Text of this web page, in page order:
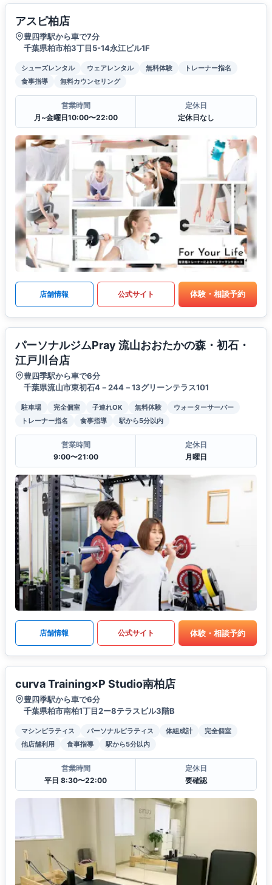
アスピ柏店
豊四季駅から車で7分
千葉県柏市柏3丁目5-14永江ビル1F
シューズレンタル ウェアレンタル 無料体験
トレーナー指名
食事指導
無料カウンセリング
営業時間
月~金曜日10:00〜22:00
定休日
定休日なし
店舗情報 公式サイト 体験・相談予約
パーソナルジムPray 流山おおたかの森・初石・
江戸川台店
豊四季駅から車で6分
千葉県流山市東初石4－244－13グリーンテラス101
駐車場 完全個室 子連れOK 無料体験
ウォーターサーバー
トレーナー指名
食事指導 駅から5分以内
営業時間
9:00〜21:00
定休日
月曜日
店舗情報 公式サイト 体験・相談予約
curva Training×P Studio南柏店
豊四季駅から車で6分
千葉県柏市南柏1丁目2ー8テラスビル3階B
マシンピラティス パーソナルピラティス 体組成計
完全個室
他店舗利用
食事指導 駅から5分以内
営業時間
平日 8:30〜22:00
定休日
要確認